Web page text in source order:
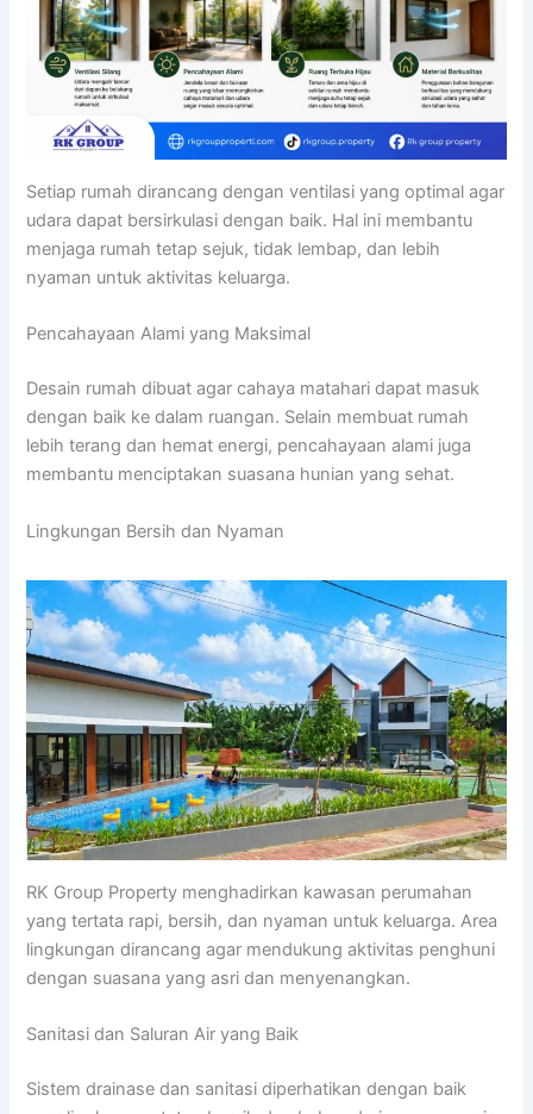
Setiap rumah dirancang dengan ventilasi yang optimal agar
udara dapat bersirkulasi dengan baik. Hal ini membantu
menjaga rumah tetap sejuk, tidak lembap, dan lebih
nyaman untuk aktivitas keluarga.
Pencahayaan Alami yang Maksimal
Desain rumah dibuat agar cahaya matahari dapat masuk
dengan baik ke dalam ruangan. Selain membuat rumah
lebih terang dan hemat energi, pencahayaan alami juga
membantu menciptakan suasana hunian yang sehat.
Lingkungan Bersih dan Nyaman
RK Group Property menghadirkan kawasan perumahan
yang tertata rapi, bersih, dan nyaman untuk keluarga. Area
lingkungan dirancang agar mendukung aktivitas penghuni
dengan suasana yang asri dan menyenangkan.
Sanitasi dan Saluran Air yang Baik
Sistem drainase dan sanitasi diperhatikan dengan baik